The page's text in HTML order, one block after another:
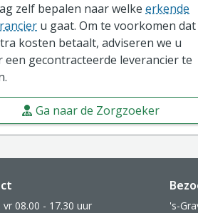
zelf bepalen naar welke erkende
u gaat. Om te voorkomen dat
kosten betaalt, adviseren we u
een gecontracteerde leverancier te
Ga naar de Zorgzoeker
footer
08.00 - 17.30 uur
's-